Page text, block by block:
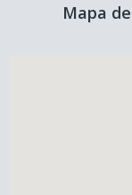
Mapa